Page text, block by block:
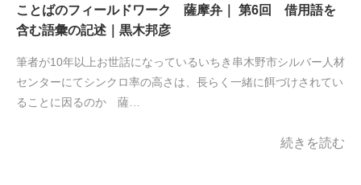
ことばのフィールドワーク 薩摩弁｜ 第6回 借用語を
含む語彙の記述｜黒木邦彦
筆者が10年以上お世話になっているいちき串木野市シルバー人材
センターにてシンクロ率の高さは、長らく一緒に餌づけされてい
ることに因るのか 薩…
続きを読む